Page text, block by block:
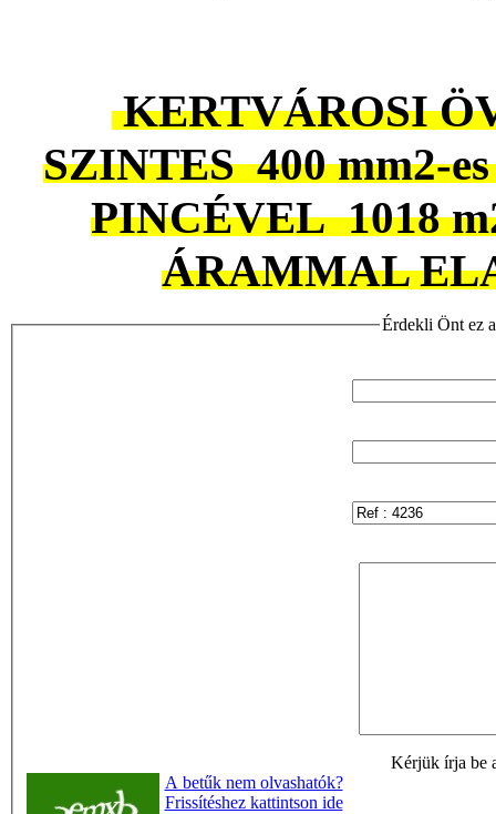
KERTVÁROSI
SZINTES 400 mm2-
PINCÉVEL 1018
ÁRAMMAL
Érdekli Önt ez
Kérjük írja be
A betűk nem olvashatók?
Frissítéshez kattintson ide